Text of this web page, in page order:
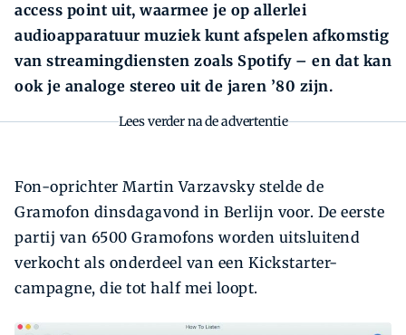
access point uit, waarmee je op allerlei
audioapparatuur muziek kunt afspelen afkomstig
van streamingdiensten zoals Spotify – en dat kan
ook je analoge stereo uit de jaren ’80 zijn.
Lees verder na de advertentie
Fon-oprichter Martin Varzavsky stelde de
Gramofon dinsdagavond in Berlijn voor. De eerste
partij van 6500 Gramofons worden uitsluitend
verkocht als onderdeel van een Kickstarter-
campagne, die tot half mei loopt.